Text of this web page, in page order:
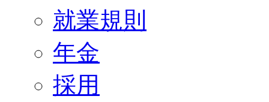
就業規則
年金
採用